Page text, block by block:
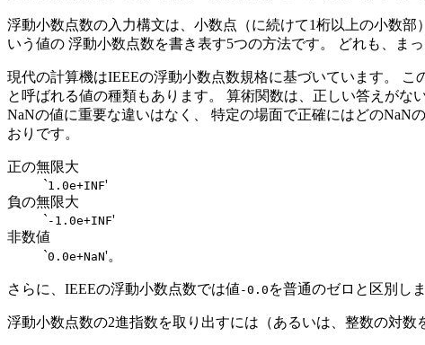
浮動小数点数の入力構文は、小数点（に続けて1桁以上の小数
いう値の 浮動小数点数を書き表す5つの方法です。 どれも、ま
現代の計算機はIEEEの浮動小数点数規格に基づいています。 こ
と呼ばれる値の種類もあります。 算術関数は、正しい答えがな
NaNの値に重要な違いはなく、 特定の場面で正確にはどのNaN
おりです。
正の無限大
`1.0e+INF'
負の無限大
` -1.0e+INF'
非数値
`0.0e+NaN'。
さらに、IEEEの浮動小数点数では値 -0.0 を普通のゼロと区別し
浮動小数点数の2進指数を取り出すには（あるいは、整数の対数